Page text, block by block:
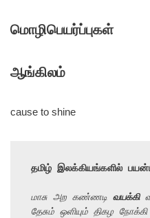
மொழிபெயர்ப்புகள்
ஆங்கிலம்
cause to shine
தமிழ் இலக்கியங்களில்
மாசு அற கண்ணடி வயக்கி
தேசும் ஒளியும் திகழ